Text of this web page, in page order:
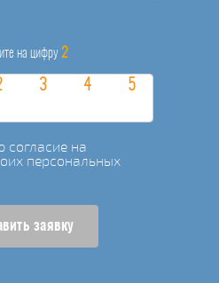
на цифру 2
на
персональных
заявку